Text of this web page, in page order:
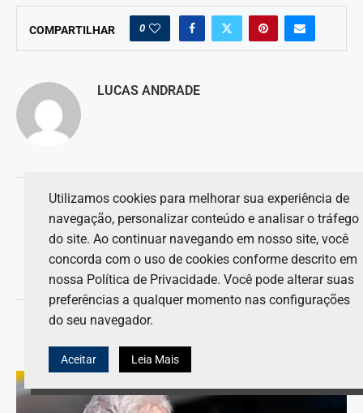
COMPARTILHAR 0
LUCAS ANDRADE
artigo anterior
IndyCar modifica o formato de qualificação para a Indy 500 de
próximo artigo
Fãs expressam apoio ao retorno dos motores V8.
Utilizamos cookies para melhorar sua experiência de
navegação, personalizar conteúdo e analisar o tráfego
do site. Ao continuar navegando em nosso site, você
concorda com o uso de cookies conforme descrito em
nossa Política de Privacidade. Você pode alterar suas
preferências a qualquer momento nas configurações
do seu navegador.
Aceitar Leia Mais